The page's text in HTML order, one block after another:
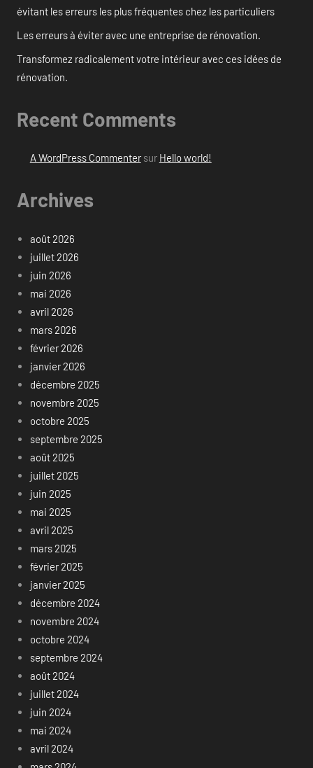
évitant les erreurs les plus fréquentes chez les particuliers
Les erreurs à éviter avec une entreprise de rénovation.
Transformez radicalement votre intérieur avec ces idées de
rénovation.
Recent Comments
A WordPress Commentersur Hello world!
Archives
août 2026
juillet 2026
juin 2026
mai 2026
avril 2026
mars 2026
février 2026
janvier 2026
décembre 2025
novembre 2025
octobre 2025
septembre 2025
août 2025
juillet 2025
juin 2025
mai 2025
avril 2025
mars 2025
février 2025
janvier 2025
décembre 2024
novembre 2024
octobre 2024
septembre 2024
août 2024
juillet 2024
juin 2024
mai 2024
avril 2024